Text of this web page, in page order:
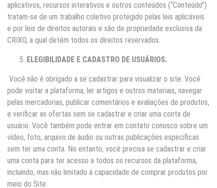
aplicativos, recursos interativos e outros conteúdos (“Conteúdo”)
tratam-se de um trabalho coletivo protegido pelas leis aplicáveis
e por leis de direitos autorais e são de propriedade exclusiva da
CRIXO, a qual detém todos os direitos reservados.
ELEGIBILIDADE E CADASTRO DE USUÁRIOS.
Você não é obrigado a se cadastrar para visualizar o site. Você
pode visitar a plataforma, ler artigos e outros materiais, navegar
pelas mercadorias, publicar comentários e avaliações de produtos,
e verificar as ofertas sem se cadastrar e criar uma conta de
usuário. Você também pode entrar em contato conosco sobre um
vídeo, foto, arquivo de áudio ou outras publicações específicas
sem ter uma conta. No entanto, você precisa se cadastrar e criar
uma conta para ter acesso a todos os recursos da plataforma,
incluindo, mas não limitado à capacidade de comprar produtos por
meio do Site.